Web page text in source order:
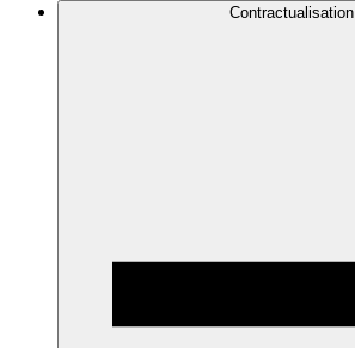
Contractualisation